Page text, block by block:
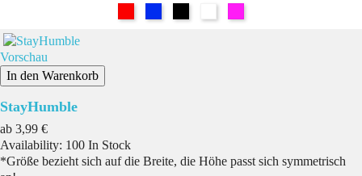
Vorschau
In den Warenkorb
StayHumble
ab Preis
3,99 €
Availability: 100 In Stock
*Größe bezieht sich auf die Breite, die Höhe passt sich symmetrisch